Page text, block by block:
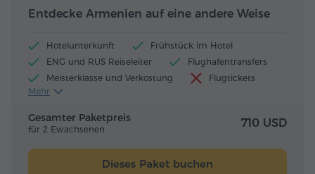
Entdecke Armenien auf eine andere Weise
Hotelunterkunft
Frühstück im Hotel
ENG und RUS Reiseleiter
Flughafentransfers
Meisterklasse und Verkostung
Flugtickets
Mittagessen und Abendessen
Mehr
Gesamter Paketpreis
für 2 Ewachsenen 710 USD
Dieses Paket buchen